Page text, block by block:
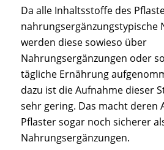
Da alle Inhaltsstoffe des
nahrungsergänzungstypische
werden diese sowieso über
Nahrungsergänzungen oder
tägliche Ernährung
dazu ist die Aufnahme dieser
sehr gering. Das macht deren
Pflaster sogar noch sicherer
Nahrungsergänzungen.